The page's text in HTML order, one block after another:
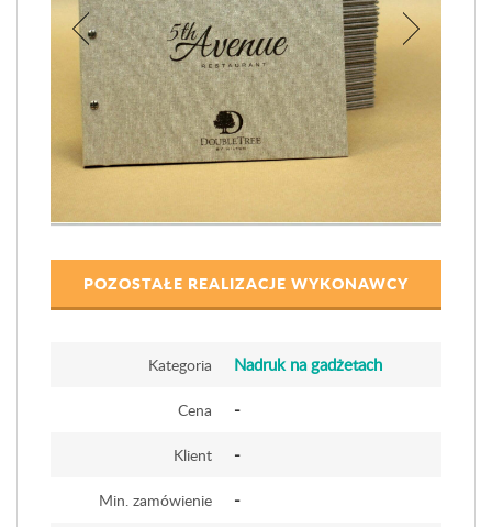
POZOSTAŁE REALIZACJE WYKONAWCY
Kategoria Nadruk na gadżetach
Cena -
Klient -
Min. zamówienie -